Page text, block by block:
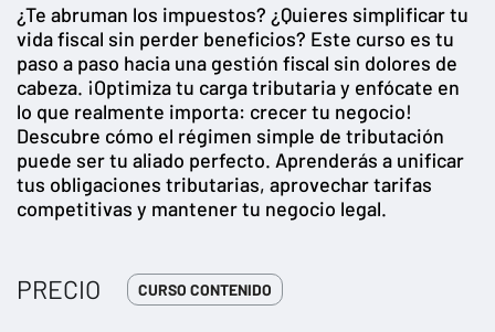
¿Te abruman los impuestos? ¿Quieres simplificar tu
vida fiscal sin perder beneficios? Este curso es tu
paso a paso hacia una gestión fiscal sin dolores de
cabeza. ¡Optimiza tu carga tributaria y enfócate en
lo que realmente importa: crecer tu negocio!
Descubre cómo el régimen simple de tributación
puede ser tu aliado perfecto. Aprenderás a unificar
tus obligaciones tributarias, aprovechar tarifas
competitivas y mantener tu negocio legal.
PRECIO CURSO CONTENIDO